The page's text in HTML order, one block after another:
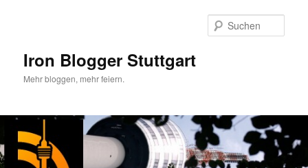
Iron Blogger Stuttgart
Mehr bloggen, mehr feiern.